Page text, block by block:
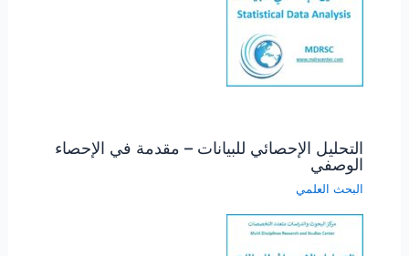
التحليل الإحصائي للبيانات – مقدمة في الإحصاء
الوصفي
البحث العلمي